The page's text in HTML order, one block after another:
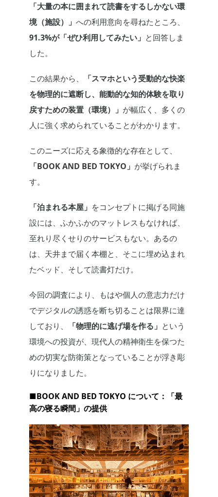
「大量の本に囲まれて読書をするしかない環
境（施設）」 への利用意向を尋ねたところ、
91.3%が「ぜひ利用してみたい」 と回答しま
した。
この結果から、
「スマホという受動的な快楽
を物理的に遮断し、能動的な知的体験を取り
戻すための装置（環境）」 が幅広く、多くの
人に強く求められていることがわかります。
このニーズに応える象徴的な存在として、
「BOOK AND BED TOKYO」 が挙げられま
す。
「泊まれる本屋」 をコンセプトに掲げる同施
設には、ふかふかのマットレスもなければ、
至れり尽くせりのサービスもない。あるの
は、天井まで届く本棚と、そこに埋め込まれ
たベッド、そして読書灯だけ。
今回の調査により、もはや個人の意志力だけ
でデジタルの誘惑を断ち切ることは限界に達
しており、
「物理的に逃げ場を作る」 という
環境への投資が、現代人の精神衛生を保つた
めの切実な防衛策となっていることが浮き彫
りになりました。
■BOOK AND BED TOKYO について：「最
高の寝る瞬間」の提供